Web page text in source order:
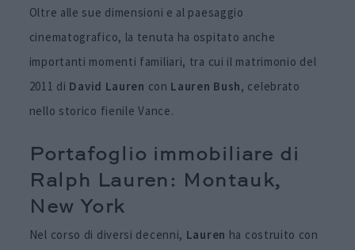
Oltre alle sue dimensioni e al paesaggio
cinematografico, la tenuta ha ospitato anche
importanti momenti familiari, tra cui il matrimonio del
2011 di David Lauren con Lauren Bush, celebrato
nello storico fienile Vance.
Portafoglio immobiliare di
Ralph Lauren: Montauk,
New York
Nel corso di diversi decenni, Lauren ha costruito con